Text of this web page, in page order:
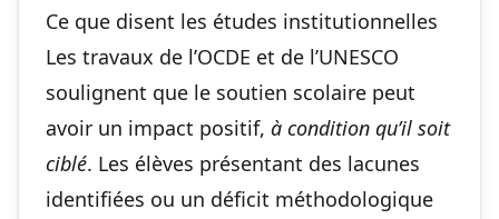
Ce que disent les études institutionnelles
Les travaux de l’OCDE et de l’UNESCO
soulignent que le soutien scolaire peut
avoir un impact positif, à condition qu’il soit
ciblé. Les élèves présentant des lacunes
identifiées ou un déficit méthodologique